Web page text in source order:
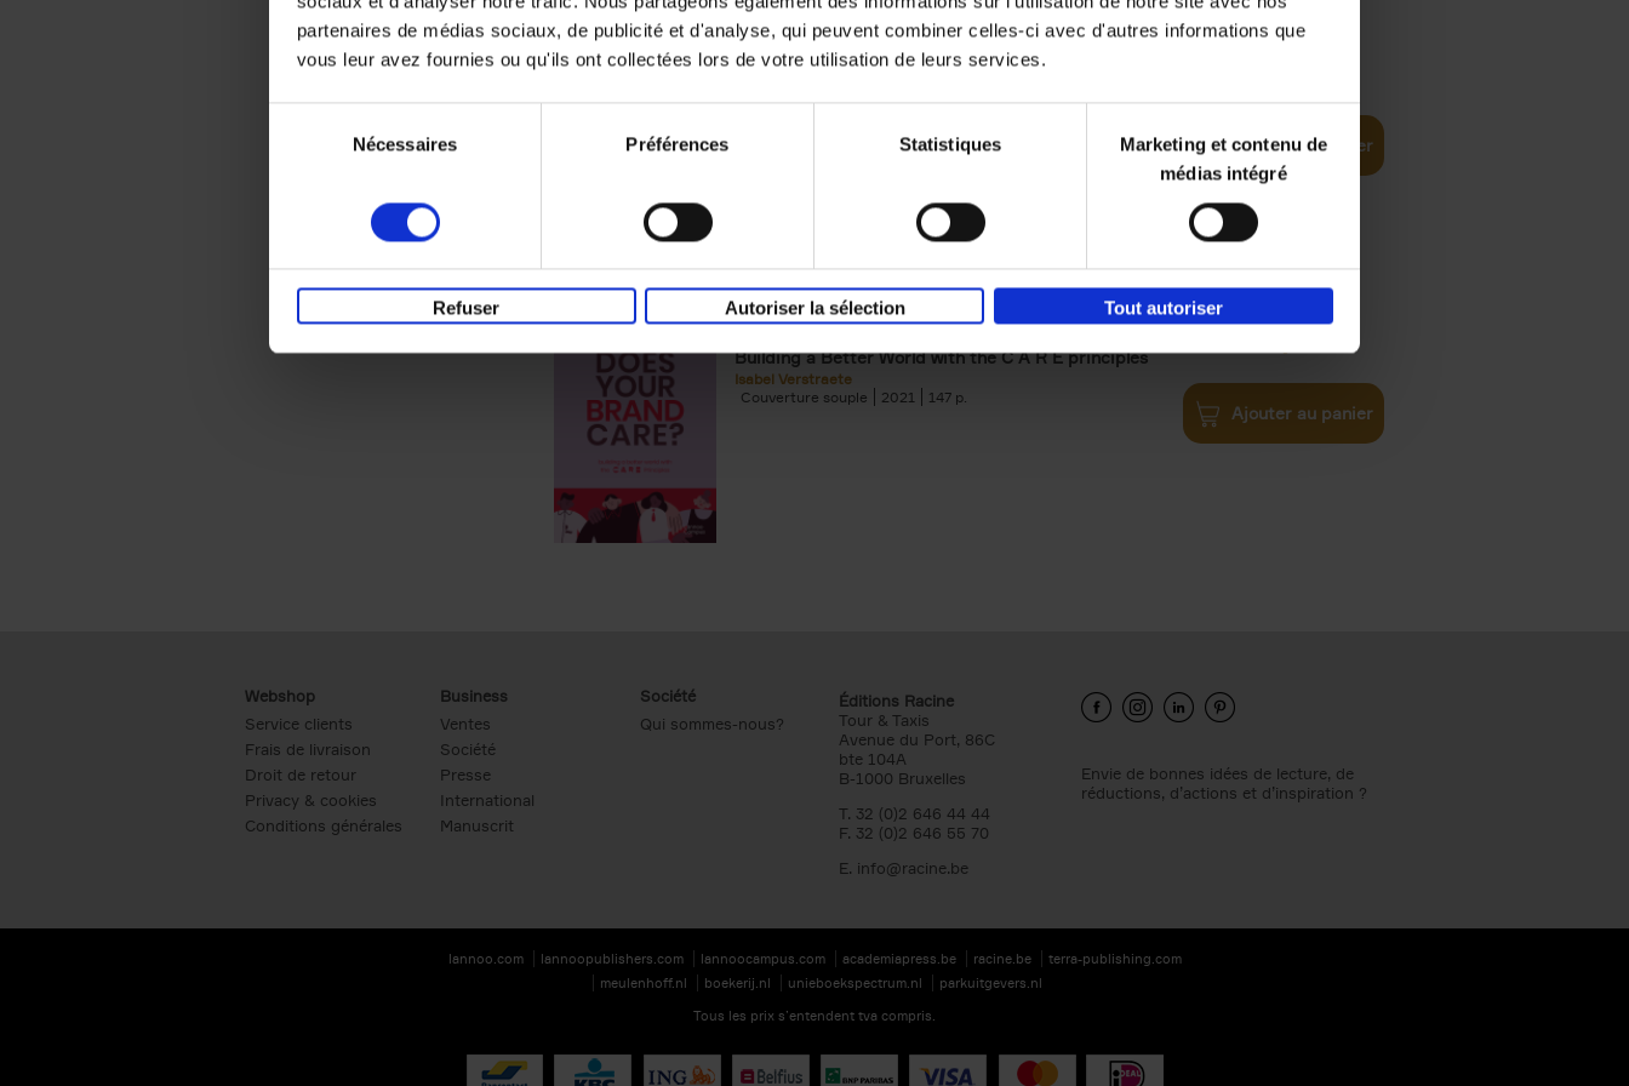
partenaires de médias sociaux, de publicité et d'analyse, qui peuvent combiner celles-ci avec d'autres informations que
vous leur avez fournies ou qu'ils ont collectées lors de votre utilisation de leurs services.
Nécessaires Préférences Statistiques
Marketing et contenu de
médias intégré
Refuser Autoriser la sélection Tout autoriser
Digital marketing like a PRO -
completely revised edition
Ajouter au panier
Does Your Brand Care?
Building a Better World with the C A R E principles
Isabel Verstraete
Couverture souple
2021 147
€34,99
Ajouter au panier
Webshop
Service clients
Frais de livraison
Droit de retour
Privacy & cookies
Conditions générales
Business
Ventes
Société
Presse
International
Manuscrit
Société
Qui sommes-nous?
Éditions Racine
Tour & Taxis
Avenue du Port, 86C
bte 104A
B-1000 Bruxelles
T. 32 (0)2 646 44 44
F. 32 (0)2 646 55 70
E. info@racine.be
Envie de bonnes idées de lecture, de
réductions, d’actions et d’inspiration ?
lannoo.com lannoopublishers.com lannoocampus.com academiapress.be racine.be
terra-publishing.com
meulenhoff.nl
boekerij.nl unieboekspectrum.nl
parkuitgevers.nl
Tous les prix s’entendent tva compris.